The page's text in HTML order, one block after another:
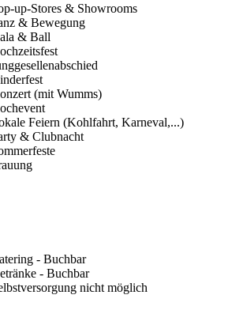
up-Stores & Showrooms
& Bewegung
& Ball
(mit Wumms)
Feiern (Kohlfahrt, Karneval,...)
& Clubnacht
- Buchbar
- Buchbar
nicht möglich